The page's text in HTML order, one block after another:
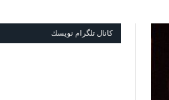
كانال تلگرام نويسك